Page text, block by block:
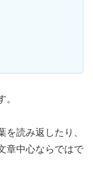
。
を読み返したり、
章中心ならではで